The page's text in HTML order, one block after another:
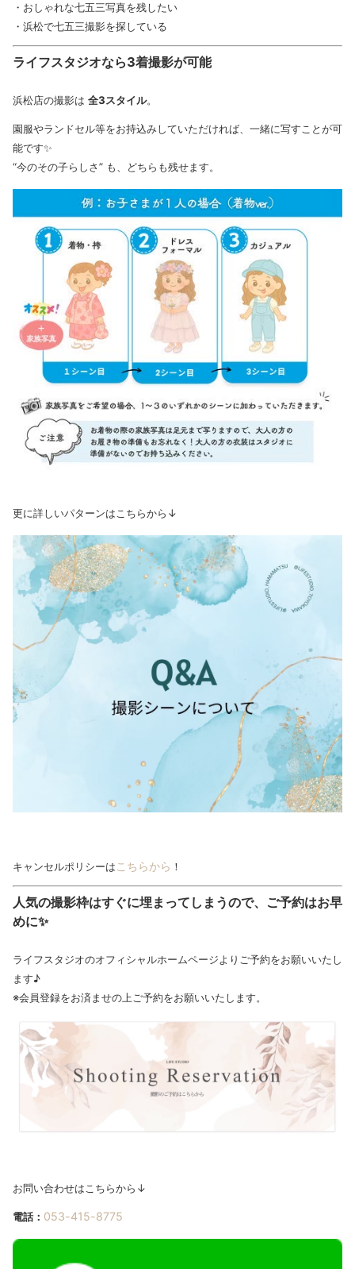
・おしゃれな七五三写真を残したい
・浜松で七五三撮影を探している
ライフスタジオなら3着撮影が可能
浜松店の撮影は 全3スタイル。
園服やランドセル等をお持込みしていただければ、一緒に写すことが可
能です✨
“今のその子らしさ” も、どちらも残せます。
更に詳しいパターンはこちらから↓
キャンセルポリシーは こちらから ！
人気の撮影枠はすぐに埋まってしまうので、ご予約はお早
めに✨
ライフスタジオのオフィシャルホームページよりご予約をお願いいたし
ます♪
※会員登録をお済ませの上ご予約をお願いいたします。
お問い合わせはこちらから↓
電話： 053-415-8775